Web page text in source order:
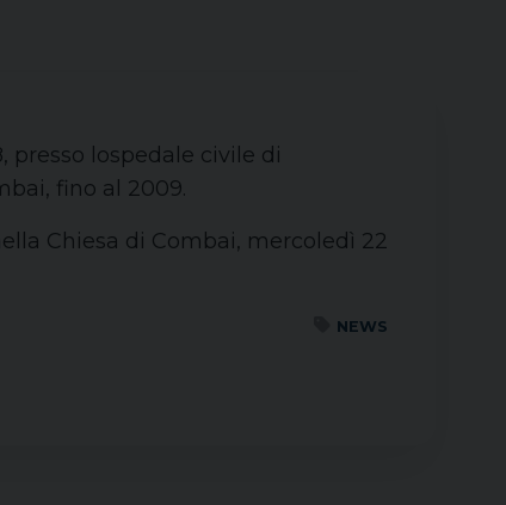
lospedale civile di
fino al 2009.
Chiesa di Combai, mercoledì 22
NEWS